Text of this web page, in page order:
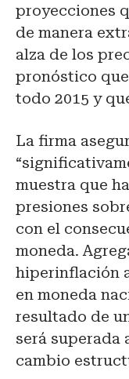
proyecciones
de manera
alza de los
pronóstico
todo 2015 y
La firma
muestra que
presiones
con el
moneda.
hiperinflación
en moneda
resultado de
será superada
cambio